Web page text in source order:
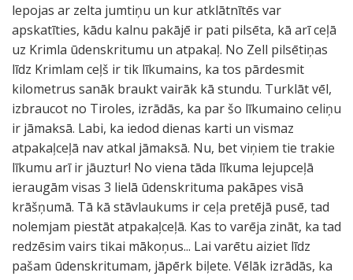
lepojas ar zelta jumtiņu un kur atklātnītēs var
apskatīties, kādu kalnu pakājē ir pati pilsēta, kā arī ceļā
uz Krimla ūdenskritumu un atpakaļ. No Zell pilsētiņas
līdz Krimlam ceļš ir tik līkumains, ka tos pārdesmit
kilometrus sanāk braukt vairāk kā stundu. Turklāt vēl,
izbraucot no Tiroles, izrādās, ka par šo līkumaino celiņu
ir jāmaksā. Labi, ka iedod dienas karti un vismaz
atpakaļceļā nav atkal jāmaksā. Nu, bet viņiem tie trakie
līkumu arī ir jāuztur! No viena tāda līkuma lejupceļā
ieraugām visas 3 lielā ūdenskrituma pakāpes visā
krāšņumā. Tā kā stāvlaukums ir ceļa pretējā pusē, tad
nolemjam piestāt atpakaļceļā. Kas to varēja zināt, ka tad
redzēsim vairs tikai mākoņus... Lai varētu aiziet līdz
pašam ūdenskritumam, jāpērk biļete. Vēlāk izrādās, ka